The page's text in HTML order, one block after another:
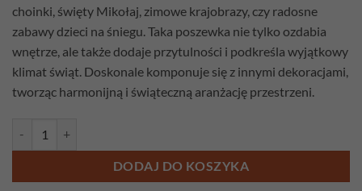
choinki, święty Mikołaj, zimowe krajobrazy, czy radosne
zabawy dzieci na śniegu. Taka poszewka nie tylko ozdabia
wnętrze, ale także dodaje przytulności i podkreśla wyjątkowy
klimat świąt. Doskonale komponuje się z innymi dekoracjami,
tworząc harmonijną i świąteczną aranżację przestrzeni.
DODAJ DO KOSZYKA